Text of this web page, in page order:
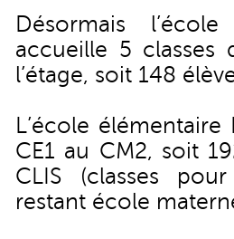
Désormais
accueille 5 classes
l’étage, soit 148
L’école
CE1 au CM2, soit
CLIS (classes
restant école